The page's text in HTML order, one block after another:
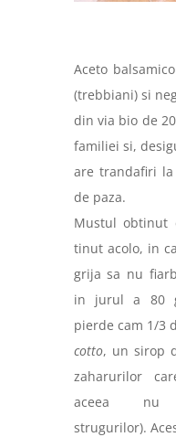
Aceto
(trebbiani) si
din via bio de
familiei si,
are trandafiri
de paza.
Mustul obtinut
tinut acolo, in
grija sa nu
in jurul a 80
pierde cam 1/3
cotto, un sirop
zaharurilor
aceea nu
strugurilor).